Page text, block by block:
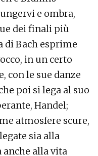
e ombra,
dei finali più
di Bach esprime
in un certo
con le sue danze
poi si lega al suo
Handel;
atmosfere scure,
sia alla
alla vita